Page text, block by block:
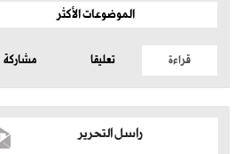
الموضوعات الأكثر
قراءة تعليقا مشاركة
راسل التحرير